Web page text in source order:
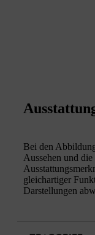
Bei den
Aussehen und
gleichartiger
Darstellungen